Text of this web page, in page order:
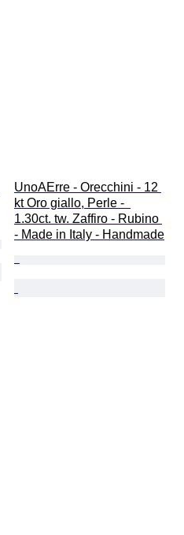
UnoAErre - Orecchini - 12
kt Oro giallo, Perle -
1.30ct. tw. Zaffiro - Rubino
- Made in Italy - Handmade